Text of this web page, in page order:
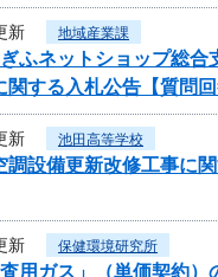
新 地域産業課
ぎふネットショップ総合
する入札公告【質問回
新 池田高等学校
調設備更新改修工事に
新 保健環境研究所
用ガス」（単価契約）